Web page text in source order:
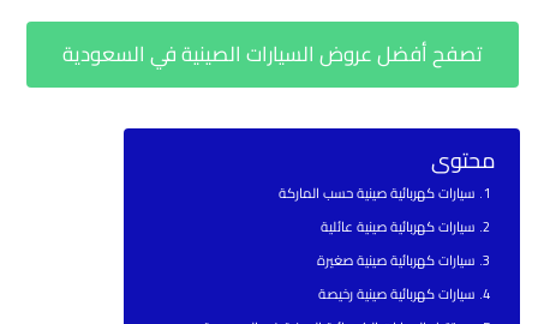
تصفح أفضل عروض السيارات الصينية في السعودية
محتوى
سيارات كهربائية صينية حسب الماركة
سيارات كهربائية صينية عائلية
سيارات كهربائية صينية صغيرة
سيارات كهربائية صينية رخيصة